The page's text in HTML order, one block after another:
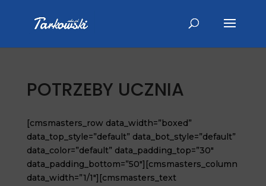
POTRZEBY UCZNIA
[cmsmasters_row data_width=”boxed”
data_top_style=”default” data_bot_style=”default”
data_color=”default” data_padding_top=”30″
data_padding_bottom=”50″][cmsmasters_column
data_width=”1/1″][cmsmasters_text